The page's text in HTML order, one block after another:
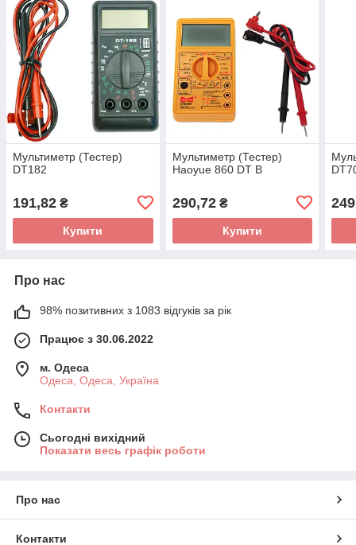
Мультиметр (Тестер)
DT182
191,82 ₴
Купити
Мультиметр (Тестер)
Haoyue 860 DT B
290,72₴
Купити
Про нас
98% позитивних з 1083 відгуків за рік
Працює з 30.06.2022
м. Одеса
Одеса, Одеса, Україна
Контакти
Сьогодні вихідний
Показати весь графік роботи
Про нас
Контакти